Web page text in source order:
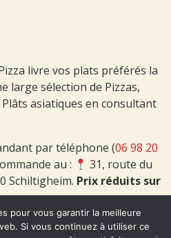
livre vos plats préférés la
large sélection de Pizzas,
asiatiques en consultant
par téléphone (06 98 20
au :
31, route du
Schiltigheim. Prix réduits sur
pour vous garantir la meilleure
Si vous continuez à utiliser ce